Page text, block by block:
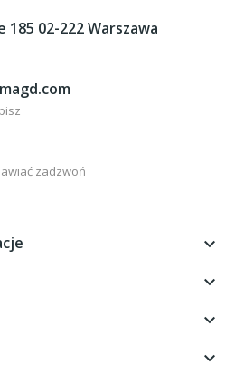
185 02-222 Warszawa
zadzwoń
keyboard_arrow_down
keyboard_arrow_down
keyboard_arrow_down
keyboard_arrow_down